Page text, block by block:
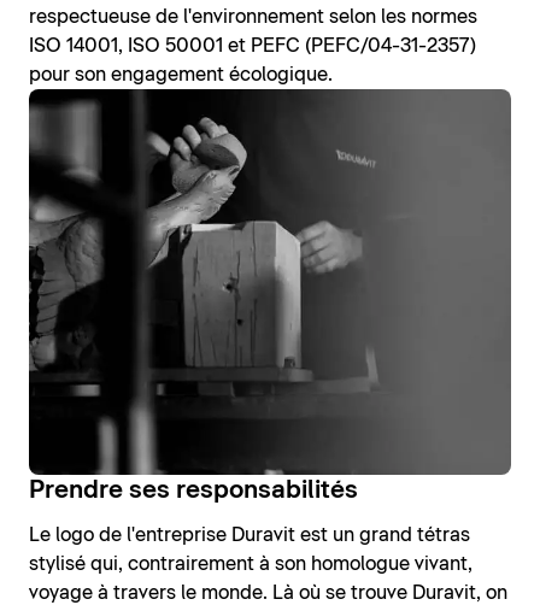
respectueuse de l'environnement selon les normes
ISO 14001, ISO 50001 et PEFC (PEFC/04-31-2357)
pour son engagement écologique.
Prendre ses responsabilités
Le logo de l'entreprise Duravit est un grand tétras
stylisé qui, contrairement à son homologue vivant,
voyage à travers le monde. Là où se trouve Duravit, on